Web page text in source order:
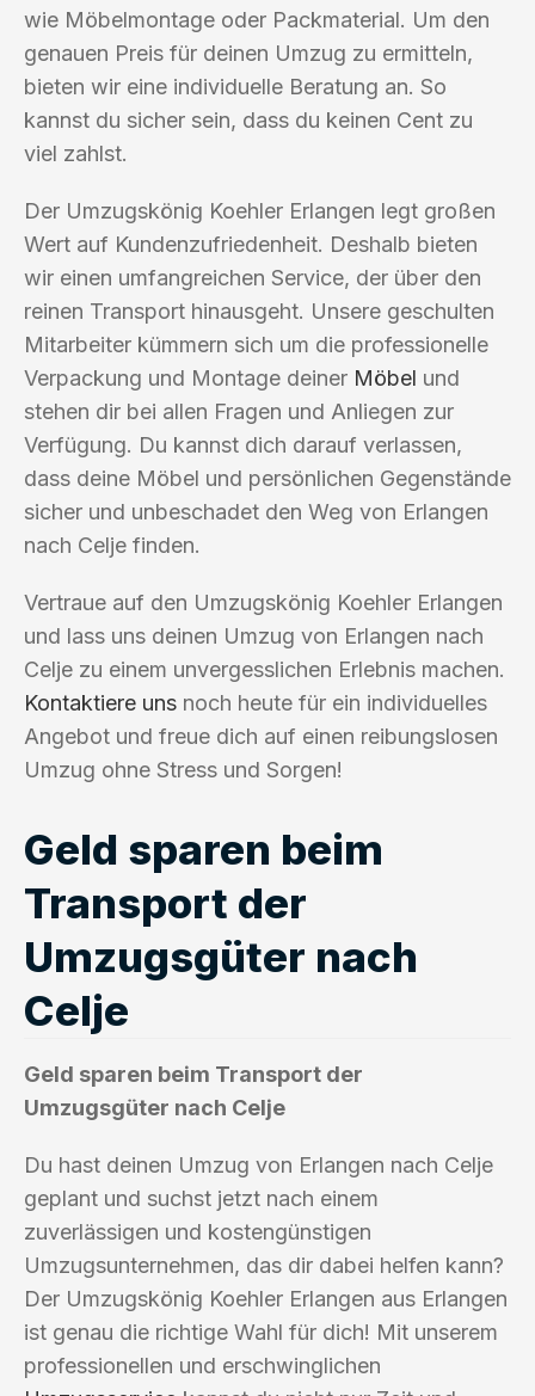
wie Möbelmontage oder Packmaterial. Um den
genauen Preis für deinen Umzug zu ermitteln,
bieten wir eine individuelle Beratung an. So
kannst du sicher sein, dass du keinen Cent zu
viel zahlst.
Der Umzugskönig Koehler Erlangen legt großen
Wert auf Kundenzufriedenheit. Deshalb bieten
wir einen umfangreichen Service, der über den
reinen Transport hinausgeht. Unsere geschulten
Mitarbeiter kümmern sich um die professionelle
Verpackung und Montage deiner Möbel und
stehen dir bei allen Fragen und Anliegen zur
Verfügung. Du kannst dich darauf verlassen,
dass deine Möbel und persönlichen Gegenstände
sicher und unbeschadet den Weg von Erlangen
nach Celje finden.
Vertraue auf den Umzugskönig Koehler Erlangen
und lass uns deinen Umzug von Erlangen nach
Celje zu einem unvergesslichen Erlebnis machen.
Kontaktiere uns noch heute für ein individuelles
Angebot und freue dich auf einen reibungslosen
Umzug ohne Stress und Sorgen!
Geld sparen beim
Transport der
Umzugsgüter nach
Celje
Geld sparen beim Transport der
Umzugsgüter nach Celje
Du hast deinen Umzug von Erlangen nach Celje
geplant und suchst jetzt nach einem
zuverlässigen und kostengünstigen
Umzugsunternehmen, das dir dabei helfen kann?
Der Umzugskönig Koehler Erlangen aus Erlangen
ist genau die richtige Wahl für dich! Mit unserem
professionellen und erschwinglichen